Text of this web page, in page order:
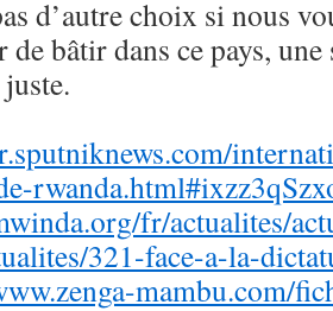
d’autre choix si nous
de bâtir dans ce pays,
fr/actualites/
321-face-a-la-
mambu.com/